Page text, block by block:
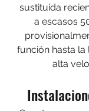
sustituida
a escasos
función hasta
alta